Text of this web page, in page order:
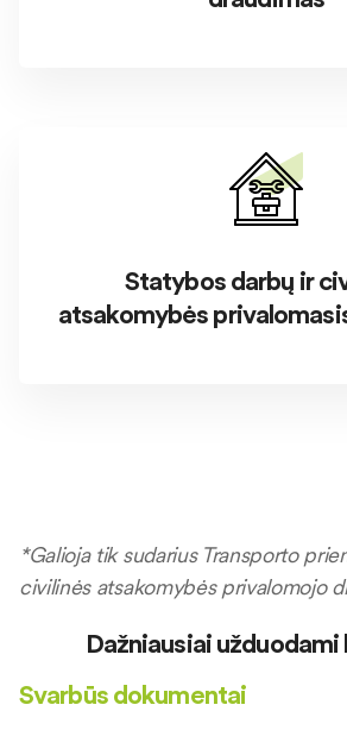
Statybos darbų ir
atsakomybės
*Galioja tik sudarius Transporto
civilinės atsakomybės privalomojo
Dažniausiai
Svarbūs dokumentai